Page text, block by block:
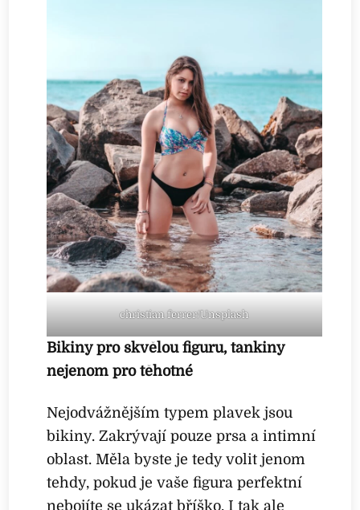
christian ferrer/Unsplash
Bikiny pro skvělou figuru, tankiny
nejenom pro těhotné
Nejodvážnějším typem plavek jsou
bikiny. Zakrývají pouze prsa a intimní
oblast. Měla byste je tedy volit jenom
tehdy, pokud je vaše figura perfektní
nebojíte se ukázat bříško. I tak ale